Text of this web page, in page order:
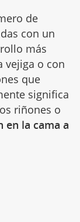
de
con un
más
vejiga o con
que
significa
riñones o
en la cama a